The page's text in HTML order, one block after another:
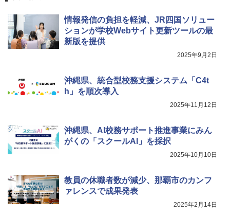
情報発信の負担を軽減、JR四国ソリュー
ションが学校Webサイト更新ツールの最
新版を提供
2025年9月2日
沖縄県、統合型校務支援システム「C4t
h」を順次導入
2025年11月12日
沖縄県、AI校務サポート推進事業にみん
がくの「スクールAI」を採択
2025年10月10日
教員の休職者数が減少、那覇市のカンフ
ァレンスで成果発表
2025年2月14日